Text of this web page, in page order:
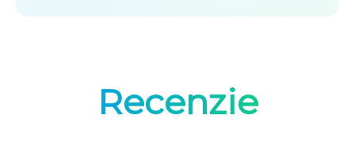
Recenzie